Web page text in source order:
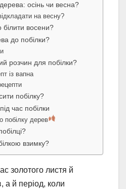
осінь чи весна?
на весну?
білити восени?
до побілки?
розчин для побілки?
із вапна
побілку?
час побілки
побілку дерев
взимку?
золотого листя й
а й період, коли